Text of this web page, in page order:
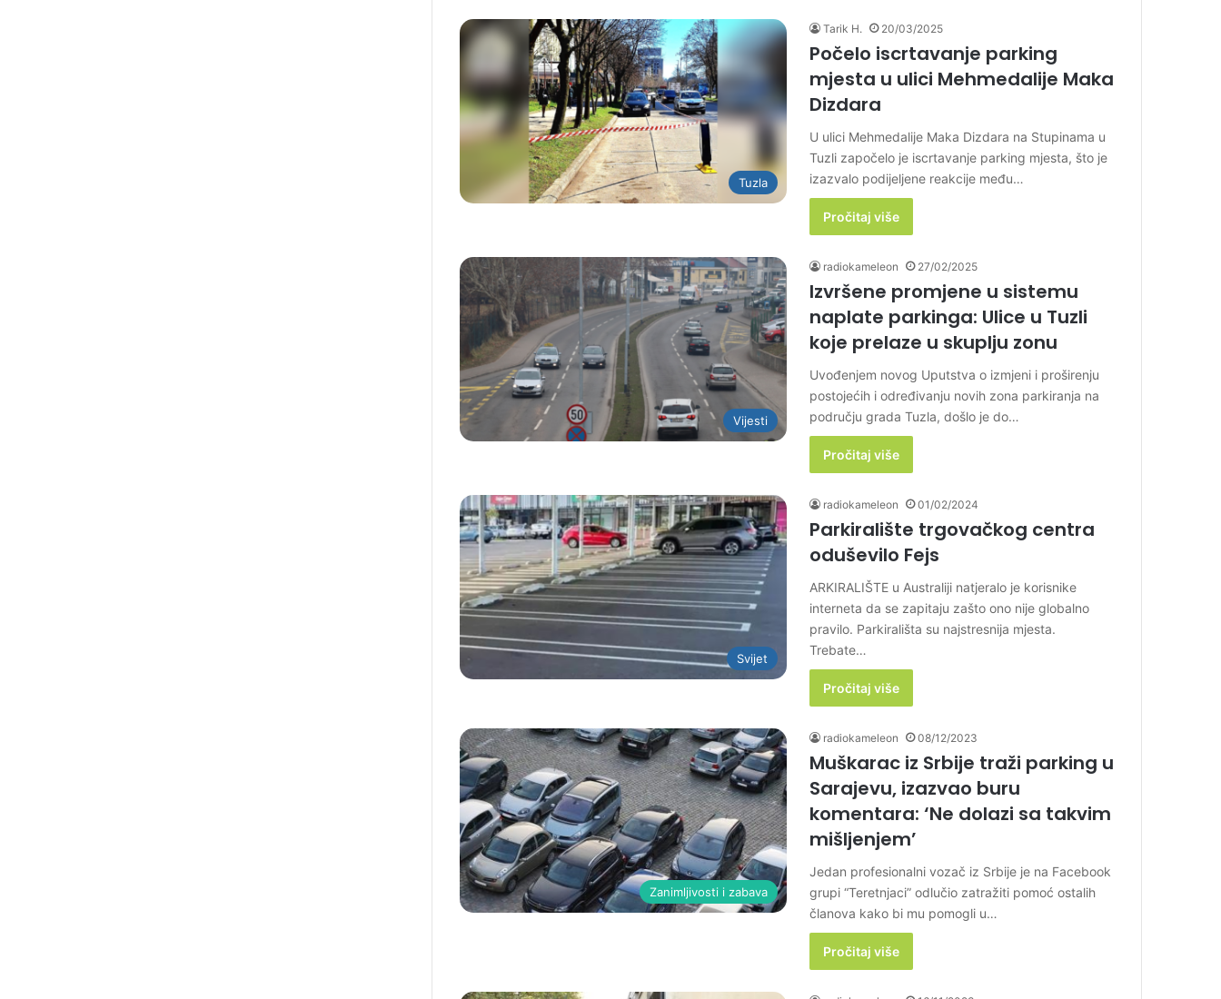
Tuzla
Tarik H. 20/03/2025
Počelo iscrtavanje parking
mjesta u ulici Mehmedalije Maka
Dizdara
U ulici Mehmedalije Maka Dizdara na Stupinama u
Tuzli započelo je iscrtavanje parking mjesta, što je
izazvalo podijeljene reakcije među…
Pročitaj više
Vijesti
radiokameleon 27/02/2025
Izvršene promjene u sistemu
naplate parkinga: Ulice u Tuzli
koje prelaze u skuplju zonu
Uvođenjem novog Uputstva o izmjeni i proširenju
postojećih i određivanju novih zona parkiranja na
području grada Tuzla, došlo je do…
Pročitaj više
Svijet
radiokameleon 01/02/2024
Parkiralište trgovačkog centra
oduševilo Fejs
ARKIRALIŠTE u Australiji natjeralo je korisnike
interneta da se zapitaju zašto ono nije globalno
pravilo. Parkirališta su najstresnija mjesta.
Trebate…
Pročitaj više
Zanimljivosti i zabava
radiokameleon 08/12/2023
Muškarac iz Srbije traži parking u
Sarajevu, izazvao buru
komentara: ‘Ne dolazi sa takvim
mišljenjem’
Jedan profesionalni vozač iz Srbije je na Facebook
grupi “Teretnjaci” odlučio zatražiti pomoć ostalih
članova kako bi mu pomogli u…
Pročitaj više